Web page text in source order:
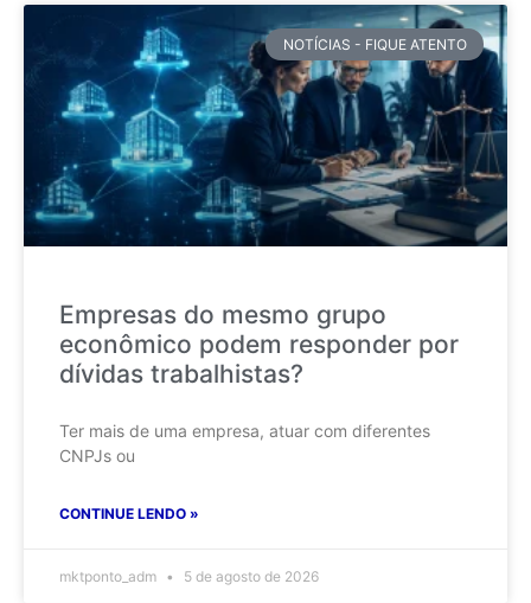
NOTÍCIAS - FIQUE ATENTO
Empresas do mesmo grupo
econômico podem responder por
dívidas trabalhistas?
Ter mais de uma empresa, atuar com diferentes
CNPJs ou
CONTINUE LENDO »
mktponto_adm 5 de agosto de 2026